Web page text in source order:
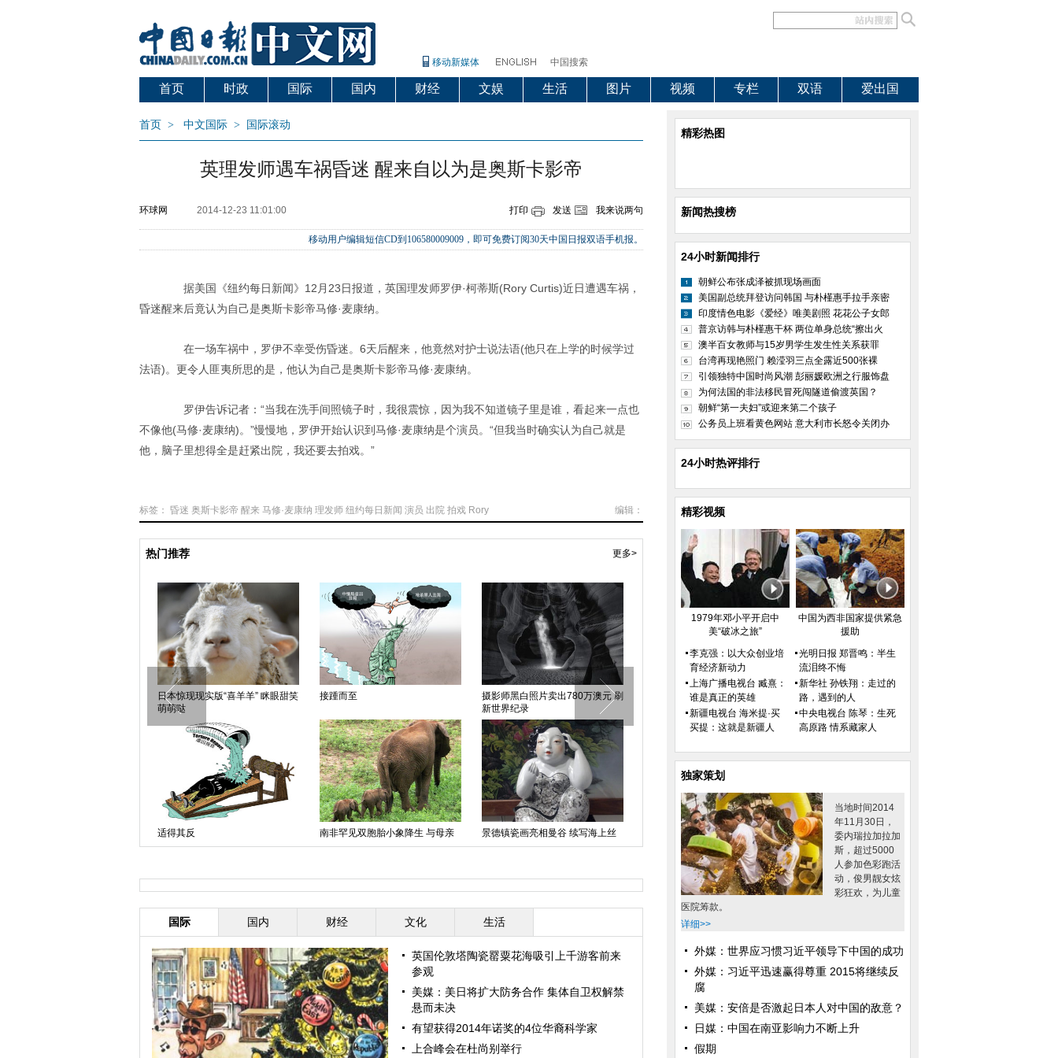
移动新媒体 中国搜索
首页 时政 国际 国内 财经 文娱 生活 图片 视频 专栏 双语 爱出国
首页 > 中文国际 > 国际滚动
英理发师遇车祸昏迷 醒来自以为是奥斯卡影帝
环球网 2014-12-23 11:01:00 打印 发送 我来说两句
移动用户编辑短信CD到106580009009，即可免费订阅30天中国日报双语手机报。
据美国《纽约每日新闻》12月23日报道，英国理发师罗伊·柯蒂斯(Rory Curtis)近日遭遇车祸，
昏迷醒来后竟认为自己是奥斯卡影帝马修·麦康纳。
在一场车祸中，罗伊不幸受伤昏迷。6天后醒来，他竟然对护士说法语(他只在上学的时候学过
法语)。更令人匪夷所思的是，他认为自己是奥斯卡影帝马修·麦康纳。
罗伊告诉记者：“当我在洗手间照镜子时，我很震惊，因为我不知道镜子里是谁，看起来一点也
不像他(马修·麦康纳)。”慢慢地，罗伊开始认识到马修·麦康纳是个演员。“但我当时确实认为自己就是
他，脑子里想得全是赶紧出院，我还要去拍戏。”
编辑：
标签： 昏迷 奥斯卡影帝 醒来 马修·麦康纳 理发师 纽约每日新闻 演员 出院 拍戏 Rory
热门推荐 更多>
日本惊现现实版“喜羊羊” 眯眼甜笑
萌萌哒
接踵而至
摄影师黑白照片卖出780万澳元 刷
新世界纪录
适得其反
南非罕见双胞胎小象降生 与母亲
形影不离受象群呵护
景德镇瓷画亮相曼谷 续写海上丝
绸之路新篇章
组图：盘点NBA观众席里比球星
还大牌的观众
奥朗德身着传统服装照曝光 网友
吐槽像喜剧演员
2014年越南小姐：从小女生蜕变
成“花后”（图）
国际 国内 财经 文化 生活
英国伦敦塔陶瓷罂粟花海吸引上千游客前来
参观
美媒：美日将扩大防务合作 集体自卫权解禁
悬而未决
有望获得2014年诺奖的4位华裔科学家
上合峰会在杜尚别举行
精彩热图
新闻热搜榜
24小时新闻排行
朝鲜公布张成泽被抓现场画面
美国副总统拜登访问韩国 与朴槿惠手拉手亲密
印度情色电影《爱经》唯美剧照 花花公子女郎
普京访韩与朴槿惠干杯 两位单身总统“擦出火
澳半百女教师与15岁男学生发生性关系获罪
台湾再现艳照门 赖滢羽三点全露近500张裸
引领独特中国时尚风潮 彭丽媛欧洲之行服饰盘
为何法国的非法移民冒死闯隧道偷渡英国？
朝鲜“第一夫妇”或迎来第二个孩子
公务员上班看黄色网站 意大利市长怒令关闭办
24小时热评排行
精彩视频
1979年邓小平开启中
美“破冰之旅”
中国为西非国家提供紧急
援助
李克强：以大众创业培
育经济新动力
上海广播电视台 臧熹：
谁是真正的英雄
新疆电视台 海米提·买
买提：这就是新疆人
光明日报 郑晋鸣：半生
流泪终不悔
新华社 孙铁翔：走过的
路，遇到的人
中央电视台 陈琴：生死
高原路 情系藏家人
独家策划
当地时间2014
年11月30日，
委内瑞拉加拉加
斯，超过5000
人参加色彩跑活
动，俊男靓女炫
彩狂欢，为儿童
医院筹款。
详细>>
外媒：世界应习惯习近平领导下中国的成功
外媒：习近平迅速赢得尊重 2015将继续反
腐
美媒：安倍是否激起日本人对中国的敌意？
日媒：中国在南亚影响力不断上升
假期